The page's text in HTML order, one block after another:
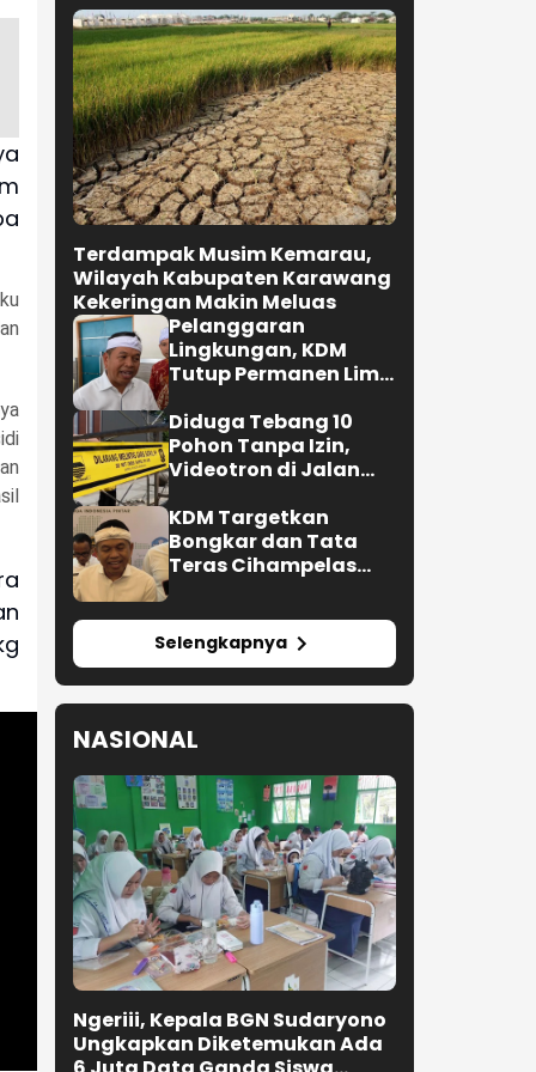
Terdampak Musim Kemarau,
Wilayah Kabupaten Karawang
Kekeringan Makin Meluas
Pelanggaran
Lingkungan, KDM
Tutup Permanen Lima
di Cipatat
Diduga Tebang 10
Pohon Tanpa Izin,
Videotron di Jalan
Bandung Disegel
KDM Targetkan
Bongkar dan Tata
Teras Cihampelas
Selengkapnya
NASIONAL
Ngeriii, Kepala BGN Sudaryono
Ungkapkan Diketemukan Ada